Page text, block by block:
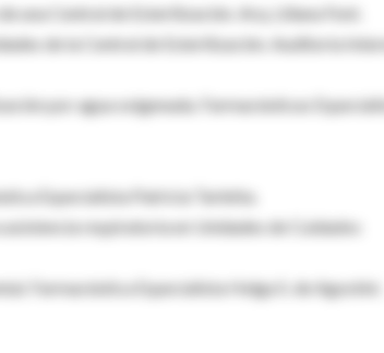
una Central de Esterilización. Arq. Liliana Font.
de la Central de Esterilización. Auditoria
por agua oxigenada. Farmacéuticas
Especialista Patricia Tarletta.
respiratoria en Unidades de Cuidados
Farmacéutica Especialista Helga S. de Agostini.